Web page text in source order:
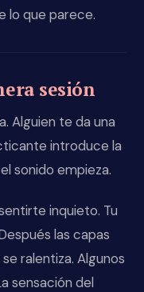
lo que parece.
sesión
Alguien te da una
introduce la
sonido empieza.
inquieto. Tu
las capas
ralentiza. Algunos
sensación del